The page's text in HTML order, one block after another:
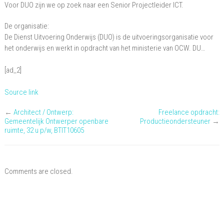
Voor DUO zijn we op zoek naar een Senior Projectleider ICT.
De organisatie:
De Dienst Uitvoering Onderwijs (DUO) is de uitvoeringsorganisatie voor
het onderwijs en werkt in opdracht van het ministerie van OCW. DU…
[ad_2]
Source link
← Architect / Ontwerp:
Gemeentelijk Ontwerper openbare
ruimte, 32 u p/w, BTIT10605
Freelance opdracht:
Productieondersteuner →
Comments are closed.